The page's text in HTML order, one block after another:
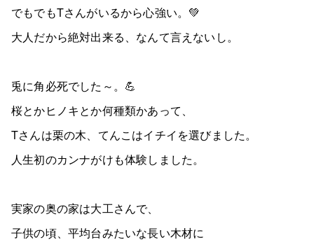
でもでもTさんがいるから心強い。💚
大人だから絶対出来る、なんて言えないし。
兎に角必死でした～。💪
桜とかヒノキとか何種類かあって、
Tさんは栗の木、てんこはイチイを選びました。
人生初のカンナがけも体験しました。
実家の奥の家は大工さんで、
子供の頃、平均台みたいな長い木材に